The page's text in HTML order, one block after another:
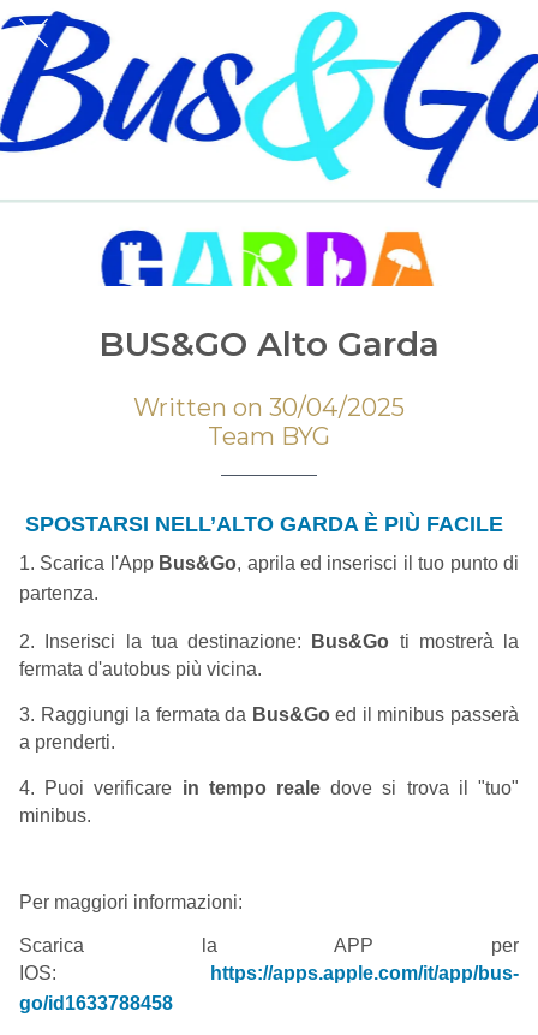
BUS&GO Alto Garda
Written on 30/04/2025
Team BYG
SPOSTARSI NELL’ALTO GARDA È PIÙ FACILE
1. Scarica l'App Bus&Go, aprila ed inserisci il tuo punto di
partenza.
2. Inserisci la tua destinazione: Bus&Go ti mostrerà la
fermata d'autobus più vicina.
3. Raggiungi la fermata da Bus&Goed il minibus passerà
a prenderti.
4. Puoi verificare in tempo reale dove si trova il "tuo"
minibus.
Per maggiori informazioni:
Scarica la APP per
IOS:
https://apps.apple.com/it/app/bus-
go/id1633788458